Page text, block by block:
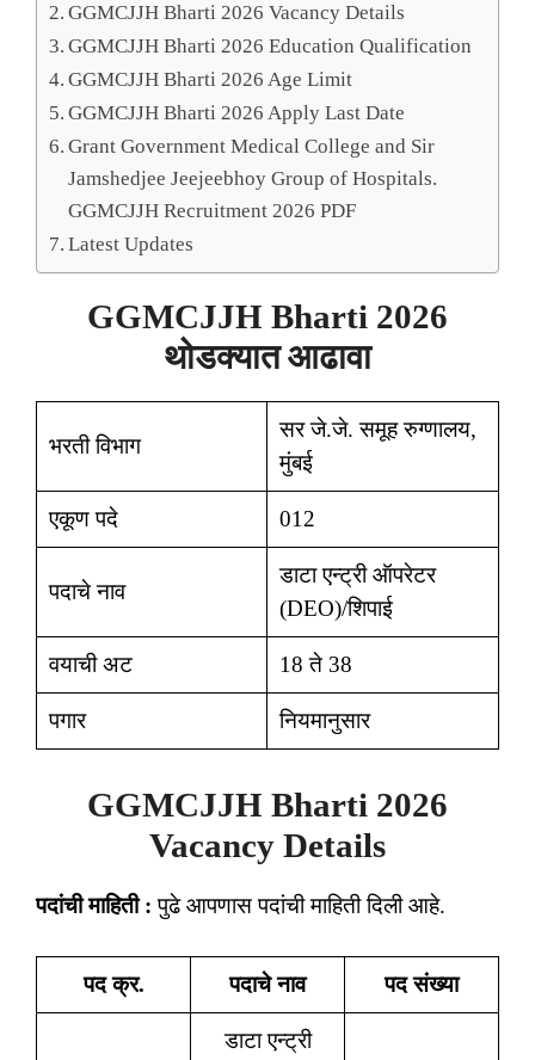
GGMCJJH Bharti 2026 Vacancy Details
GGMCJJH Bharti 2026 Education Qualification
GGMCJJH Bharti 2026 Age Limit
GGMCJJH Bharti 2026 Apply Last Date
Grant Government Medical College and Sir
Jamshedjee Jeejeebhoy Group of Hospitals.
GGMCJJH Recruitment 2026 PDF
Latest Updates
GGMCJJH Bharti 2026
थोडक्यात आढावा
भरती विभाग
सर जे.जे. समूह रुग्णालय,
मुंबई
एकूण पदे 012
पदाचे नाव
डाटा एन्ट्री ऑपरेटर
(DEO)/शिपाई
वयाची अट 18 ते 38
पगार नियमानुसार
GGMCJJH Bharti 2026
Vacancy Details
पदांची माहिती :पुढे आपणास पदांची माहिती दिली आहे.
पद क्र. पदाचे नाव पद संख्या
डाटा एन्ट्री